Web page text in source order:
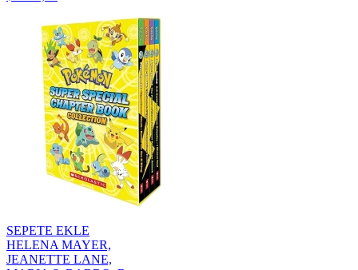
SEPETE EKLE
HELENA MAYER,
JEANETTE LANE,